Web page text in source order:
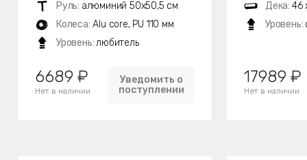
Руль: алюминий 50х50,5 см
Колеса: Alu core, PU 110 мм
Уровень:любитель
6689 ₽
Нет в наличии
Уведомить о
поступлении
Дека: 46
Уровень:
17989 ₽
Нет в наличии